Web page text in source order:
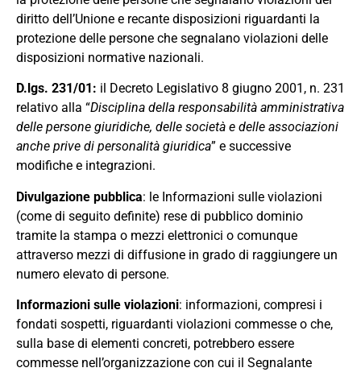
diritto dell’Unione e recante disposizioni riguardanti la
protezione delle persone che segnalano violazioni delle
disposizioni normative nazionali.
D.lgs. 231/01 : il Decreto Legislativo 8 giugno 2001 , n. 231
relativo alla “Disciplina della responsabilità amministrativa
delle persone giuridiche, delle società e delle associazioni
anche prive di personalità giuridica” e successive
modifiche e integrazioni.
Divulgazione pubblica: le Informazioni sulle violazioni
(come di seguito definite) rese di pubblico dominio
tramite la stampa o mezzi elettronici o comunque
attraverso mezzi di diffusione in grado di raggiungere un
numero elevato di persone.
Informazioni sulle violazioni: informazioni, compresi i
fondati sospetti, riguardanti violazioni commesse o che,
sulla base di elementi concreti, potrebbero essere
commesse nell’organizzazione con cui il Segnalante